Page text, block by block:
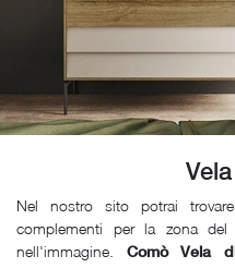
Nel nostro sito potrai
complementi per la zona
nell'immagine. Comò Vela